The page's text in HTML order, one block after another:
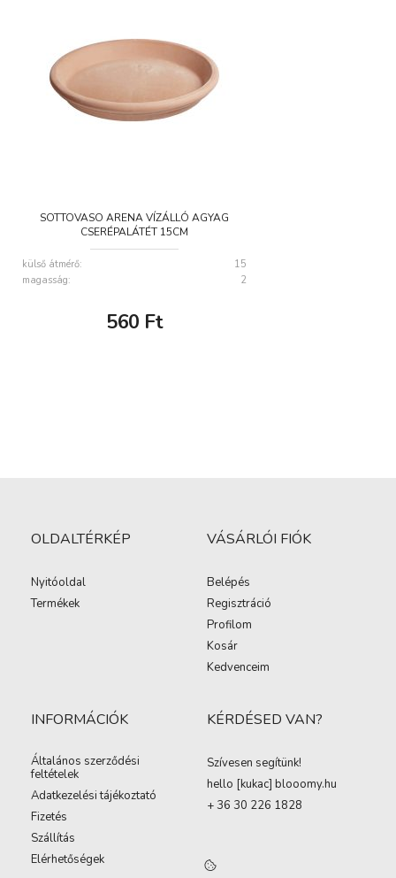
SOTTOVASO ARENA VÍZÁLLÓ AGYAG
CSERÉPALÁTÉT 15CM
külső átmérő:
15
magasság:
2
560 Ft
OLDALTÉRKÉP
Nyitóoldal
Termékek
VÁSÁRLÓI FIÓK
Belépés
Regisztráció
Profilom
Kosár
Kedvenceim
INFORMÁCIÓK
Általános szerződési
feltételek
Adatkezelési tájékoztató
Fizetés
Szállítás
Elérhetőségek
KÉRDÉSED VAN?
Szívesen segítünk!
hello [kukac] blooomy.hu
+ 36 30 226 1828